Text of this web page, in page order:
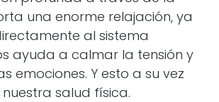
una enorme relajación, ya
al sistema
ayuda a calmar la tensión y
emociones. Y esto a su vez
salud física.